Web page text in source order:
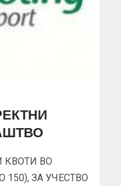
КВОТИ ВО
ЗА УЧЕСТВО